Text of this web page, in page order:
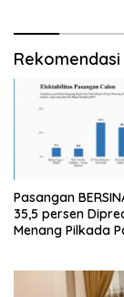
Pasangan
35,5 persen
Menang Pilkada